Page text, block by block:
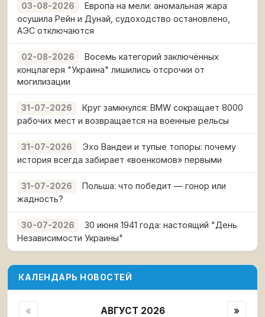
03-08-2026
Европа на мели: аномальная жара
осушила Рейн и Дунай, судоходство остановлено,
АЭС отключаются
02-08-2026
Восемь категорий заключённых
концлагеря "Украина" лишились отсрочки от
могилизации
31-07-2026
Круг замкнулся: BMW сокращает 8000
рабочих мест и возвращается на военные рельсы
31-07-2026
Эхо Вандеи и тупые топоры: почему
история всегда забирает «военкомов» первыми
31-07-2026
Польша: что победит — гонор или
жадность?
30-07-2026
30 июня 1941 года: настоящий "День
Независимости Украины"
КАЛЕНДАРЬ НОВОСТЕЙ
« АВГУСТ 2026 »